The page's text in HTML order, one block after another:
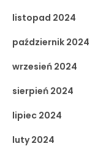
listopad 2024
październik 2024
wrzesień 2024
sierpień 2024
lipiec 2024
luty 2024